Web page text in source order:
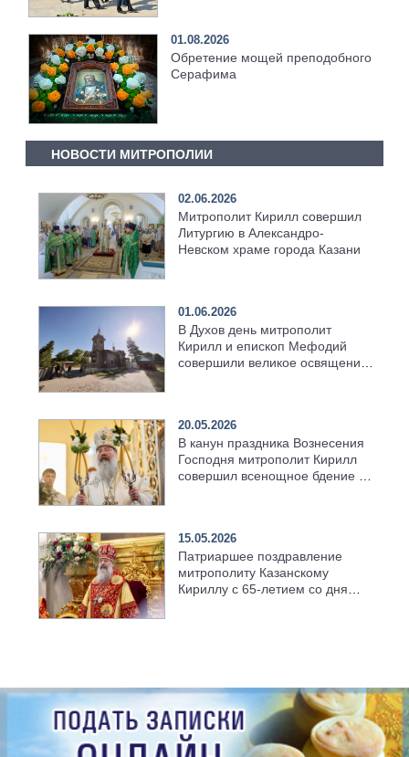
01.08.2026
Обретение мощей преподобного
Серафима
НОВОСТИ МИТРОПОЛИИ
02.06.2026
Митрополит Кирилл совершил
Литургию в Александро-
Невском храме города Казани
01.06.2026
В Духов день митрополит
Кирилл и епископ Мефодий
совершили великое освящение
20.05.2026
В канун праздника Вознесения
Господня митрополит Кирилл
совершил всенощное бдение в
15.05.2026
Патриаршее поздравление
митрополиту Казанскому
Кириллу с 65-летием со дня